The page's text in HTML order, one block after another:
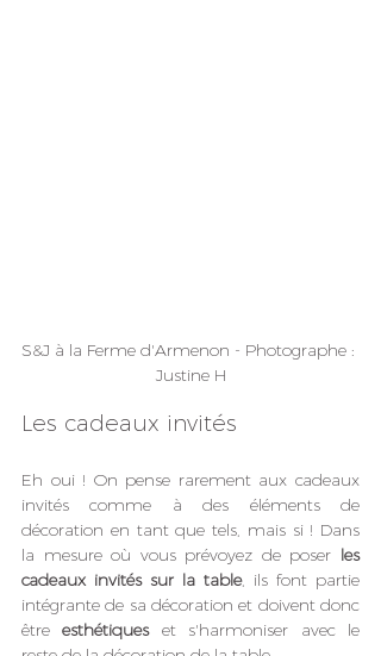
S&J à la Ferme d'Armenon - Photographe :
Justine H
Les cadeaux invités
Eh oui ! On pense rarement aux cadeaux
invités comme à des éléments de
décoration en tant que tels, mais si ! Dans
la mesure où vous prévoyez de poser les
cadeaux invités sur la table, ils font partie
intégrante de sa décoration et doivent donc
être esthétiques et s'harmoniser avec le